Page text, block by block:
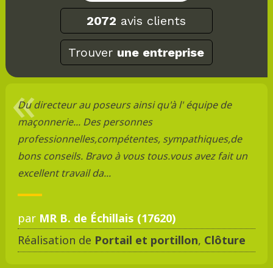
2072 avis clients
Trouver une entreprise
Du directeur au poseurs ainsi qu'à l' équipe de
maçonnerie... Des personnes
professionnelles,compétentes, sympathiques,de
bons conseils. Bravo à vous tous.vous avez fait un
excellent travail da...
par MR B. de Échillais (17620)
Réalisation de Portail et portillon, Clôture